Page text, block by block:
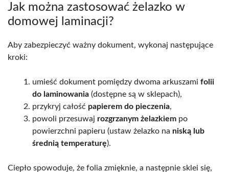
Jak można zastosować żelazko w
domowej laminacji?
Aby zabezpieczyć ważny dokument, wykonaj następujące
kroki:
umieść dokument pomiędzy dwoma arkuszami folii
do laminowania (dostępne są w sklepach),
przykryj całość papierem do pieczenia,
powoli przesuwaj rozgrzanym żelazkiem po
powierzchni papieru (ustaw żelazko na niską lub
średnią temperaturę).
Ciepło spowoduje, że folia zmięknie, a następnie sklei się,